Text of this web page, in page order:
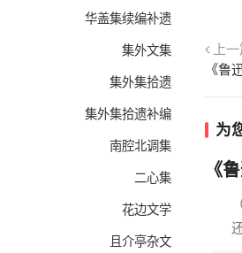
华盖集续编补遗
集外文集
集外集拾遗
集外集拾遗补编
南腔北调集
二心集
花边文学
且介亭杂文
上
《鲁
为
《
（
还